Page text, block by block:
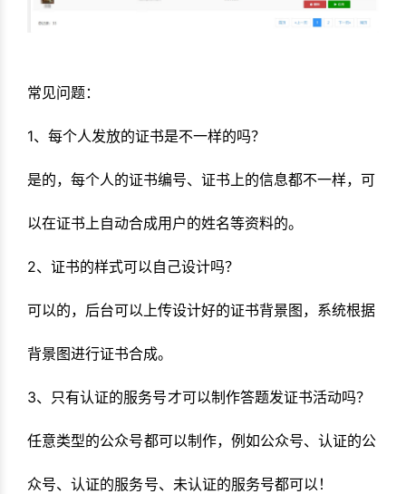
常见问题：
1、每个人发放的证书是不一样的吗？
是的，每个人的证书编号、证书上的信息都不一样，可
以在证书上自动合成用户的姓名等资料的。
2、证书的样式可以自己设计吗？
可以的，后台可以上传设计好的证书背景图，系统根据
背景图进行证书合成。
3、 只有认证的服务号才可以制作答题发证书活动吗？
任意类型的公众号都可以制作，例如公众号、认证的公
众号、认证的服务号、未认证的服务号都可以！